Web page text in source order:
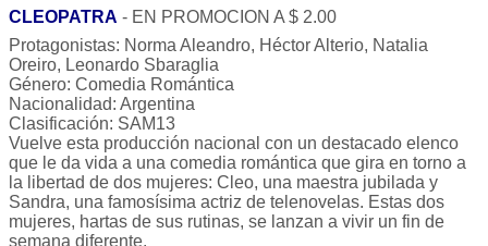
CLEOPATRA - EN PROMOCION A $ 2.00
Protagonistas: Norma Aleandro, Héctor Alterio, Natalia
Oreiro, Leonardo Sbaraglia
Género: Comedia Romántica
Nacionalidad: Argentina
Clasificación: SAM13
Vuelve esta producción nacional con un destacado elenco
que le da vida a una comedia romántica que gira en torno a
la libertad de dos mujeres: Cleo, una maestra jubilada y
Sandra, una famosísima actriz de telenovelas. Estas dos
mujeres, hartas de sus rutinas, se lanzan a vivir un fin de
semana diferente.